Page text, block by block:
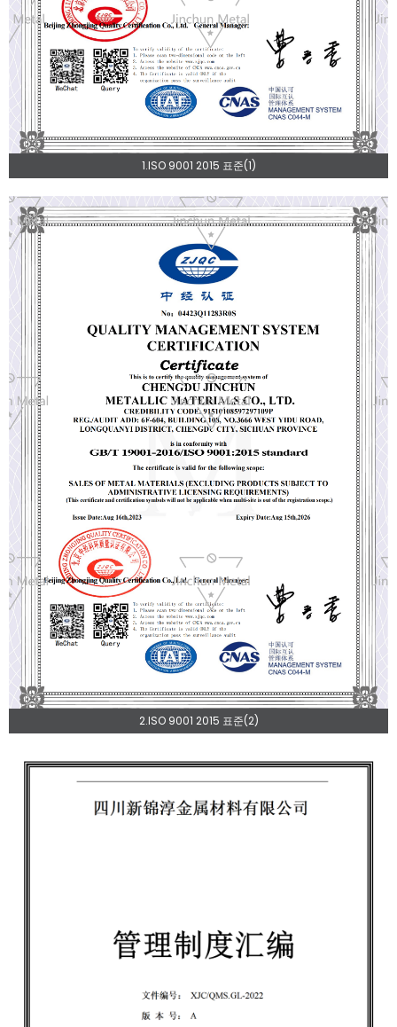
1.ISO 9001 2015 표준(1)
2.ISO 9001 2015 표준(2)